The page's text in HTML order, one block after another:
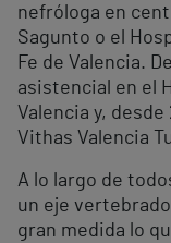
nefróloga en
Sagunto o el
Fe de Valencia.
asistencial en el
Valencia y,
Vithas Valencia
A lo largo de
un eje
gran medida lo